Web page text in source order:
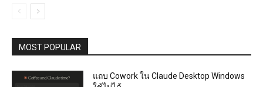
MOST POPULAR
แถบ Cowork ใน Claude Desktop Windows